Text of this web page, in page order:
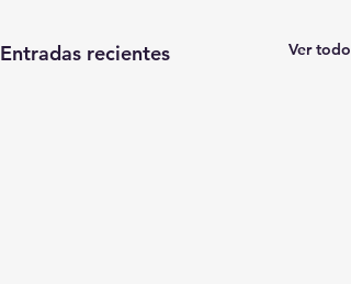
Entradas recientes Ver todo